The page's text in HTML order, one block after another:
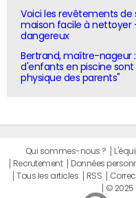
Voici les revêtements de
maison facile à nettoyer
dangereux
Bertrand, maître-nageur
d'enfants en piscine
physique des parents"
Qui sommes-nous ?
Recrutement
Données
Tous les articles
RSS
© 2025